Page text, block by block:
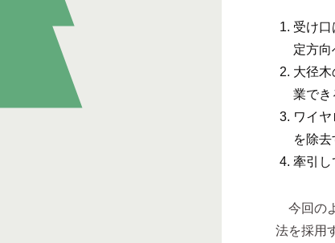
受け
定方向
大径
業でき
ワイ
を除
牽引し
今回の
法を採用